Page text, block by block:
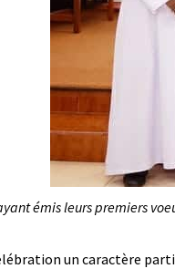
émis leurs premiers
un caractère